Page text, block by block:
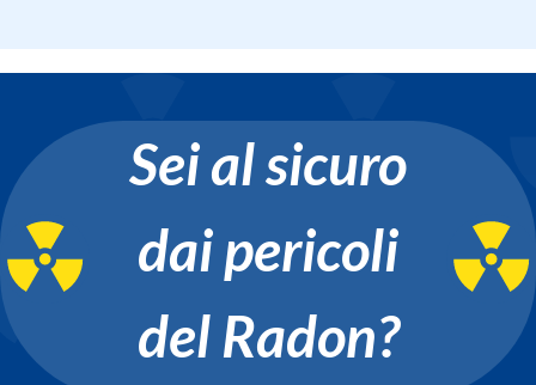
Sei al sicuro
dai pericoli
del Radon?